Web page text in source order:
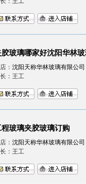
胶玻璃哪家好沈阳华林
： 沈阳天称华林玻璃有限公司
：王工
程玻璃夹胶玻璃订购
： 沈阳天称华林玻璃有限公司
：王工